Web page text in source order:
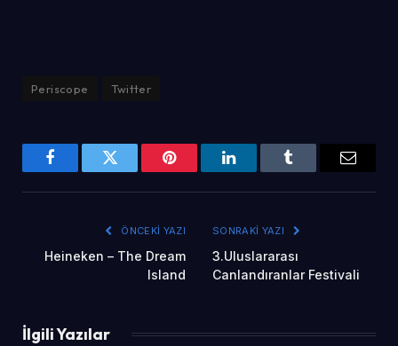
Periscope Twitter
FacebookTwitter Pinterest LinkedInTumblr Email
ÖNCEKI YAZI
Heineken – The Dream
Island
SONRAKI YAZI
3.Uluslararası
Canlandıranlar Festivali
İlgili Yazılar